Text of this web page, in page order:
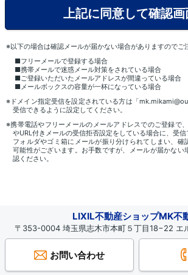
※以下の場合は確認メールが届かない場合がありますのでご
■フリーメールで登録する場合
■携帯メールで迷惑メール対策をされている場合
■ご登録いただいたメールアドレスが間違っている場合
■メールボックスの容量が一杯になっている場合
※ドメイン指定受信を設定されている方は「
受信できるように設定してください。
※携帯電話やフリーメールのメールアドレスでのご登録で
やURL付きメールの受信拒否設定をしている場合に、受
フォルダやゴミ箱にメールが振り分けられてしまい、確
可能性がございます。お手数ですが、メールが届かない
認ください。
LIXIL不動産ショップMK不
〒353-0004 埼玉県志木市本町５丁目18−22 エ
お問い合わせ